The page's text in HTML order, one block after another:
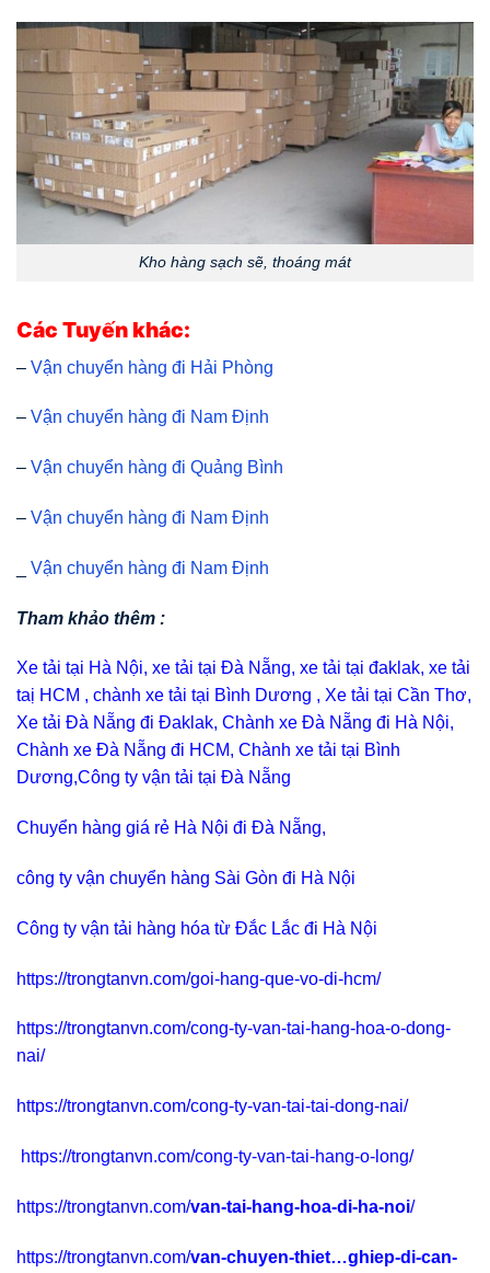
Kho hàng sạch sẽ, thoáng mát
Các Tuyến khác:
– Vận chuyển hàng đi Hải Phòng
– Vận chuyển hàng đi Nam Định
– Vận chuyển hàng đi Quảng Bình
– Vận chuyển hàng đi Nam Định
Vận chuyển hàng đi Nam Định
Tham khảo thêm :
Xe tải tại Hà Nội, xe tải tại Đà Nẵng, xe tải tại đaklak, xe tải
taị HCM , chành xe tải tại Bình Dương , Xe tải tại Cần Thơ,
Xe tải Đà Nẵng đi Đaklak, Chành xe Đà Nẵng đi Hà Nội,
Chành xe Đà Nẵng đi HCM, Chành xe tải tại Bình
Dương,Công ty vận tải tại Đà Nẵng
Chuyển hàng giá rẻ Hà Nội đi Đà Nẵng,
công ty vận chuyển hàng Sài Gòn đi Hà Nội
Công ty vận tải hàng hóa từ Đắc Lắc đi Hà Nội
https://trongtanvn.com/goi-hang-que-vo-di-hcm/
https://trongtanvn.com/cong-ty-van-tai-hang-hoa-o-dong-
nai/
https://trongtanvn.com/cong-ty-van-tai-tai-dong-nai/
https://trongtanvn.com/cong-ty-van-tai-hang-o-long/
https://trongtanvn.com/van-tai-hang-hoa-di-ha-noi/
https://trongtanvn.com/van-chuyen-thiet…ghiep-di-can-